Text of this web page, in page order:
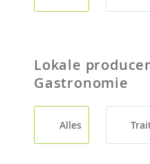
Lokale
Gastronomie
Alles